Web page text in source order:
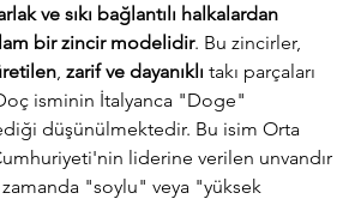
ve sıkı bağlantılı halkalardan
bir zincir modelidir. Bu zincirler,
,zarif ve dayanıklı takı parçaları
isminin İtalyanca "Doge"
düşünülmektedir. Bu isim Orta
liderine verilen unvandır
"soylu" veya "yüksek